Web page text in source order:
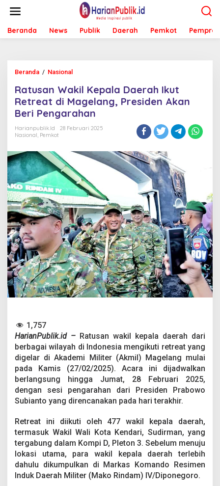
t
Beranda News Publik Daerah Pemkot Pemprov
Beranda / Nasional
t
u
s
a
n
k
l
K
e
p
a
l
a
D
a
e
r
a
h
I
k
t
r
e
a
t
d
i
M
e
a
n
g
,
P
Ratusan Wakil Kepala Daerah Ikut
Retreat di Magelang, Presiden Akan
Beri Pengarahan
Harianpublik.id
28 Februari 2025
Nasional, Pemkot
1,757
HarianPublik.id – Ratusan wakil kepala daerah dari
berbagai wilayah di Indonesia mengikuti retreat yang
digelar di Akademi Militer (Akmil) Magelang mulai
pada Kamis (27/02/2025). Acara ini dijadwalkan
berlangsung hingga Jumat, 28 Februari 2025,
dengan sesi pengarahan dari Presiden Prabowo
Subianto yang direncanakan pada hari terakhir.
Retreat ini diikuti oleh 477 wakil kepala daerah,
termasuk Wakil Wali Kota Kendari, Sudirman, yang
tergabung dalam Kompi D, Pleton 3. Sebelum menuju
lokasi utama, para wakil kepala daerah terlebih
dahulu dikumpulkan di Markas Komando Resimen
Induk Daerah Militer (Mako Rindam) IV/Diponegoro.